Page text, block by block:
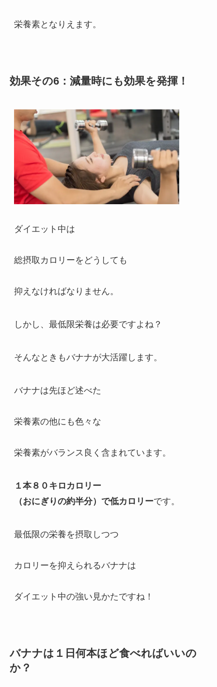
栄養素となりえます。
効果その6：減量時にも効果を発揮！
ダイエット中は
総摂取カロリーをどうしても
抑えなければなりません。
しかし、最低限栄養は必要ですよね？
そんなときもバナナが大活躍します。
バナナは先ほど述べた
栄養素の他にも色々な
栄養素がバランス良く含まれています。
１本８０キロカロリー
（おにぎりの約半分）で低カロリーです。
最低限の栄養を摂取しつつ
カロリーを抑えられるバナナは
ダイエット中の強い見かたですね！
バナナは１日何本ほど食べればいいの
か？